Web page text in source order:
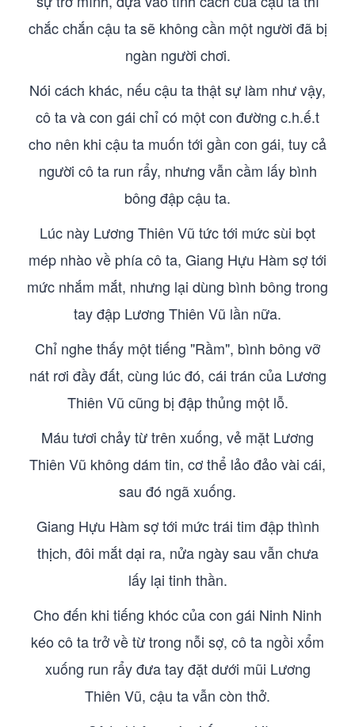
chắc chắn cậu ta sẽ không cần một người đã bị
ngàn người chơi.
Nói cách khác, nếu cậu ta thật sự làm như vậy,
cô ta và con gái chỉ có một con đường c.h.ế.t
cho nên khi cậu ta muốn tới gần con gái, tuy cả
người cô ta run rẩy, nhưng vẫn cầm lấy bình
bông đập cậu ta.
Lúc này Lương Thiên Vũ tức tới mức sùi bọt
mép nhào về phía cô ta, Giang Hựu Hàm sợ tới
mức nhắm mắt, nhưng lại dùng bình bông trong
tay đập Lương Thiên Vũ lần nữa.
Chỉ nghe thấy một tiếng "Rầm", bình bông vỡ
nát rơi đầy đất, cùng lúc đó, cái trán của Lương
Thiên Vũ cũng bị đập thủng một lỗ.
Máu tươi chảy từ trên xuống, vẻ mặt Lương
Thiên Vũ không dám tin, cơ thể lảo đảo vài cái,
sau đó ngã xuống.
Giang Hựu Hàm sợ tới mức trái tim đập thình
thịch, đôi mắt dại ra, nửa ngày sau vẫn chưa
lấy lại tinh thần.
Cho đến khi tiếng khóc của con gái Ninh Ninh
kéo cô ta trở về từ trong nỗi sợ, cô ta ngồi xổm
xuống run rẩy đưa tay đặt dưới mũi Lương
Thiên Vũ, cậu ta vẫn còn thở.